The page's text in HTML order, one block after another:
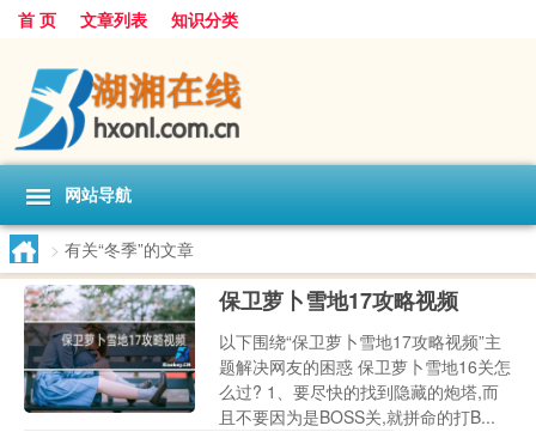
首 页 文章列表 知识分类
网站导航
> 有关“冬季”的文章
保卫萝卜雪地17攻略视频
以下围绕“保卫萝卜雪地17攻略视频”主
题解决网友的困惑 保卫萝卜雪地16关怎
么过? 1、要尽快的找到隐藏的炮塔,而
且不要因为是BOSS关,就拼命的打B...